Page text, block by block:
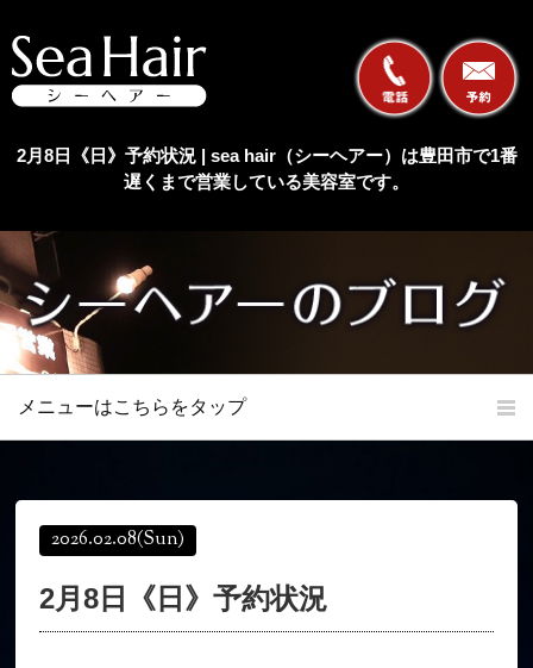
2月8日《日》予約状況 | sea hair（シーヘアー）は豊田市で1番
遅くまで営業している美容室です。
メニューはこちらをタップ
オンラインショップ
育毛コース よくある質問
2026.02.08(Sun)
2月8日《日》予約状況